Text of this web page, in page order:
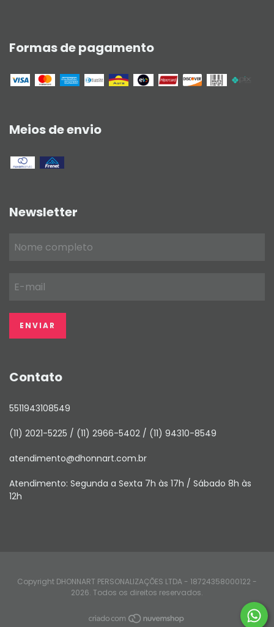
Formas de pagamento
Meios de envio
Newsletter
Contato
5511943108549
(11) 2021-5225 / (11) 2966-5402 / (11) 94310-8549
atendimento@dhonnart.com.br
Atendimento: Segunda a Sexta 7h às 17h / Sábado 8h às
12h
Copyright DHONNART PERSONALIZAÇÕES LTDA - 18724358000122 -
2026. Todos os direitos reservados.